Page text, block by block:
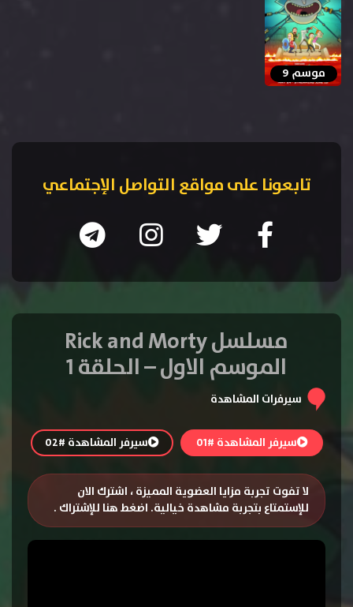
موسم 9
تابعونا على مواقع التواصل الإجتماعي
مسلسل Rick and Morty
الموسم الاول – الحلقة 1
سيرفرات المشاهدة
سيرفر المشاهدة #01 سيرفر المشاهدة #02
لا تفوت تجربة مزايا العضوية المميزة ، اشترك الان
للإستمتاع بتجربة مشاهدة خيالية. اضغط هنا للإشتراك .